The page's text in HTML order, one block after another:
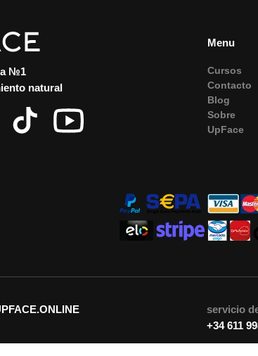
№1
natural
Menu
Cursos
Contacto
Blog
Sobre
UpFace
servicio
+34 611